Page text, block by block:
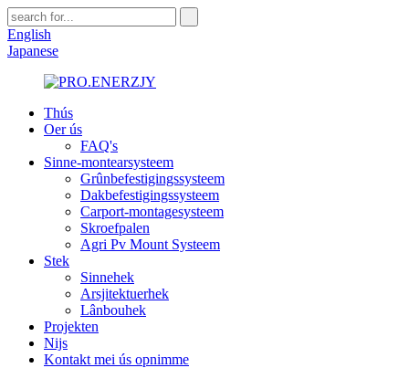
English
Japanese
Thús
Oer ús
FAQ's
Sinne-montearsysteem
Grûnbefestigingssysteem
Dakbefestigingssysteem
Carport-montagesysteem
Skroefpalen
Agri Pv Mount Systeem
Stek
Sinnehek
Arsjitektuerhek
Lânbouhek
Projekten
Nijs
Kontakt mei ús opnimme